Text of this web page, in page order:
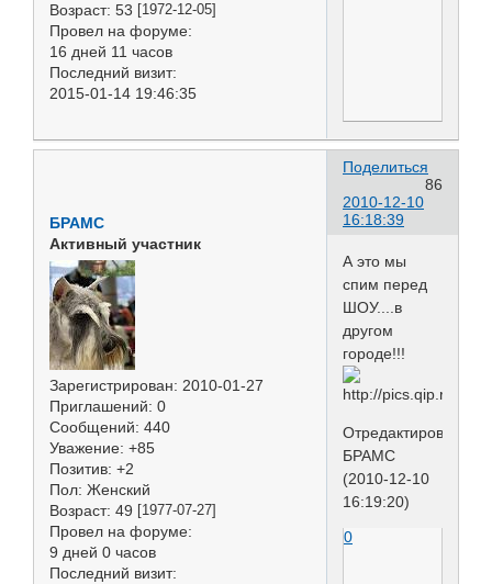
Возраст: 53 [1972-12-05]
Провел на форуме:
16 дней 11 часов
Последний визит:
2015-01-14 19:46:35
Поделиться
86
2010-12-10
16:18:39
БРАМС
Активный участник
Зарегистрирован: 2010-01-27
Приглашений: 0
Сообщений: 440
Уважение: +85
Позитив: +2
Пол: Женский
Возраст: 49 [1977-07-27]
Провел на форуме:
9 дней 0 часов
Последний визит:
А это мы
спим перед
ШОУ....в
другом
городе!!!
Отредактировано
БРАМС
(2010-12-10
16:19:20)
0